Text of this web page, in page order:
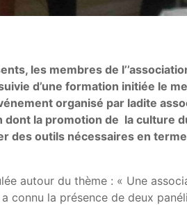
les membres de
d’une formation initiée le
organisé par ladite
dont la promotion de la culture
des outils nécessaires en
autour du thème : « Une
connu la présence de deux